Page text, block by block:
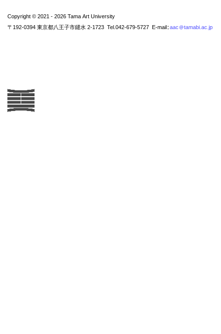
Copyright © 2021 - 2026 Tama Art University
〒192-0394 東京都八王子市鑓水 2-1723 Tel.042-679-5727 E-mail:aac@tamabi.ac.jp